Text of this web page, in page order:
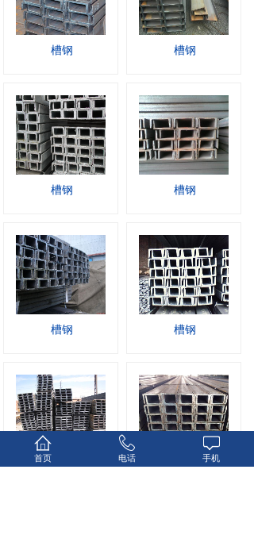
槽钢 槽钢
槽钢 槽钢
槽钢 槽钢
槽钢 槽钢
首页 电话 手机